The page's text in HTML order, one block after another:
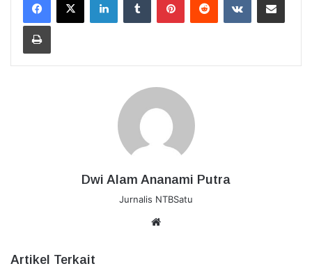
Cetak
Dwi Alam Ananami Putra
Jurnalis NTBSatu
Artikel Terkait